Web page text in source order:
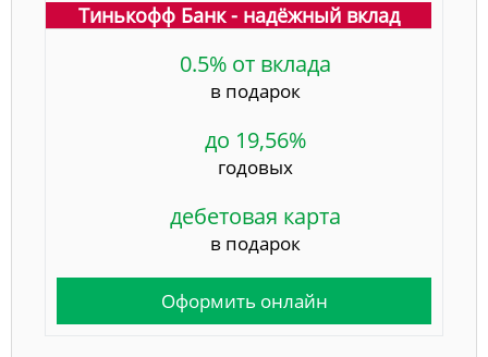
Тинькофф Банк - надёжный вклад
0.5% от вклада
в подарок
до 19,56%
годовых
дебетовая карта
в подарок
Оформить онлайн